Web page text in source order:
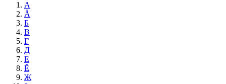
А
Ă
Б
В
Г
Д
Е
Ĕ
Ж